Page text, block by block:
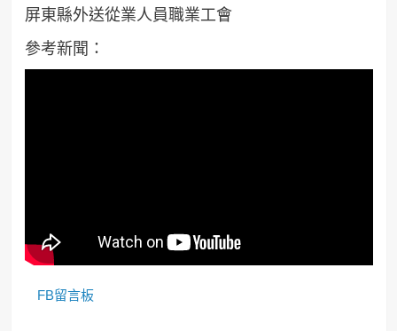
屏東縣外送從業人員職業工會
參考新聞：
FB留言板